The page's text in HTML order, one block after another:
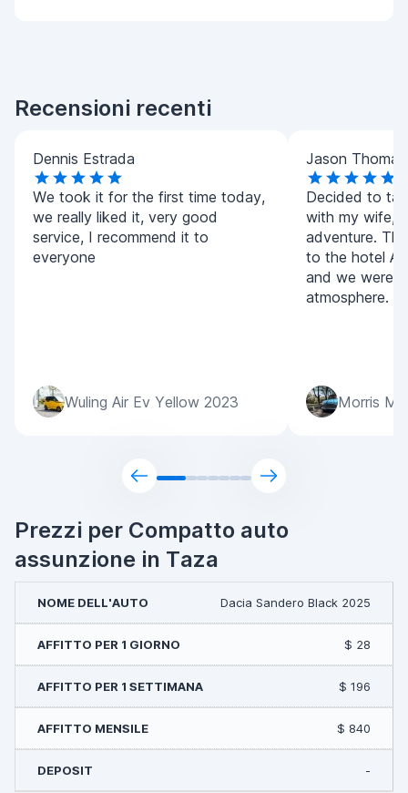
Recensioni recenti
Dennis Estrada
We took it for the first time today,
we really liked it, very good
service, I recommend it to
everyone
Wuling Air Ev Yellow 2023
Jason Thomas
Decided to
with my wife,
adventure.
to the hotel
and we were
atmosphere.
Morris
Prezzi per Compatto auto
assunzione in Taza
Dacia Sandero Black 2025
$ 28
$ 196
$ 840
-